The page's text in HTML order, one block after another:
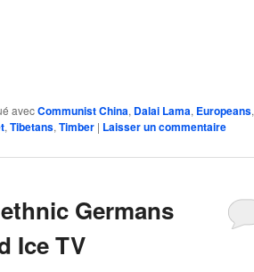
avecCommunist China, Dalai Lama, Europeans,
, Tibetans, Timber | Laisser un commentaire
Germans
Ice TV